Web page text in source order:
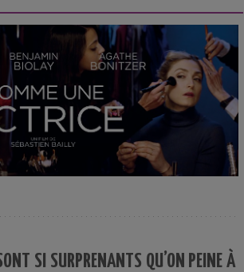
SI SURPRENANTS QU’ON PEINE À